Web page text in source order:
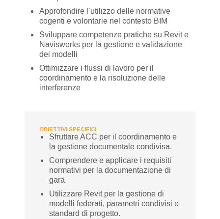
Approfondire l’utilizzo delle normative
cogenti e volontarie nel contesto BIM
Sviluppare competenze pratiche su Revit e
Navisworks per la gestione e validazione
dei modelli
Ottimizzare i flussi di lavoro per il
coordinamento e la risoluzione delle
interferenze
OBIETTIVI SPECIFICI
Sfruttare ACC per il coordinamento e
la gestione documentale condivisa.
Comprendere e applicare i requisiti
normativi per la documentazione di
gara.
Utilizzare Revit per la gestione di
modelli federati, parametri condivisi e
standard di progetto.